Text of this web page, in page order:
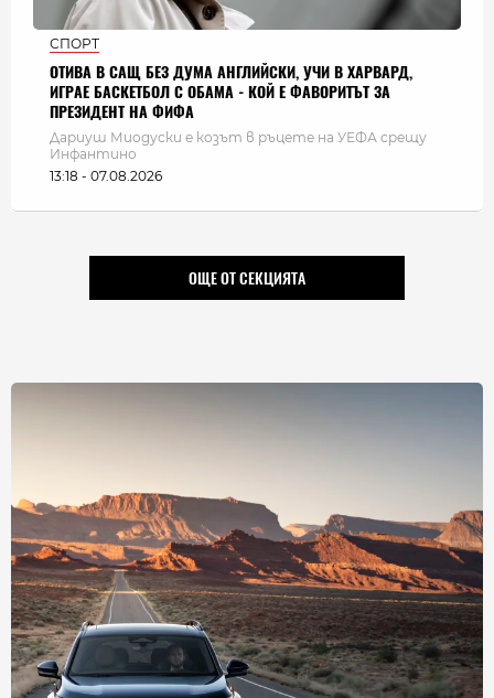
СПОРТ
ОТИВА В САЩ БЕЗ ДУМА АНГЛИЙСКИ, УЧИ В ХАРВАРД,
ИГРАЕ БАСКЕТБОЛ С ОБАМА - КОЙ Е ФАВОРИТЪТ ЗА
ПРЕЗИДЕНТ НА ФИФА
Дариуш Миодуски е козът в ръцете на УЕФА срещу
Инфантино
13:18 - 07.08.2026
ОЩЕ ОТ СЕКЦИЯТА